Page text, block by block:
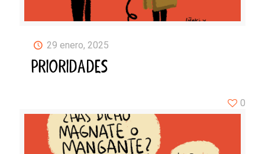
29 enero, 2025
PRIORIDADES
0